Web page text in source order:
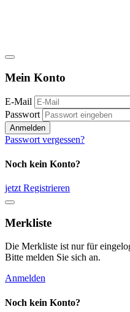
Mein Konto
E-Mail
Passwort
Anmelden
Passwort vergessen?
Noch kein Konto?
jetzt Registrieren
Merkliste
Die Merkliste ist nur für
Bitte melden Sie sich an.
Anmelden
Noch kein Konto?